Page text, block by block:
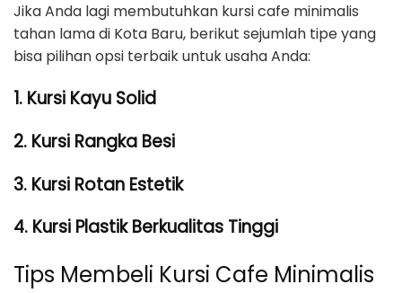
Jika Anda lagi membutuhkan kursi cafe minimalis
tahan lama di Kota Baru, berikut sejumlah tipe yang
bisa pilihan opsi terbaik untuk usaha Anda:
1. Kursi Kayu Solid
2. Kursi Rangka Besi
3. Kursi Rotan Estetik
4. Kursi Plastik Berkualitas Tinggi
Tips Membeli Kursi Cafe Minimalis